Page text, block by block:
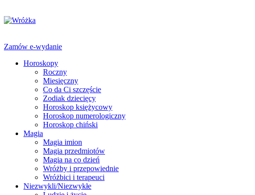
Zamów e-wydanie
Horoskopy
Roczny
Miesięczny
Co da Ci szczęście
Zodiak dziecięcy
Horoskop księżycowy
Horoskop numerologiczny
Horoskop chiński
Magia
Magia imion
Magia przedmiotów
Magia na co dzień
Wróżby i przepowiednie
Wróżbici i terapeuci
Niezwykli/Niezwykłe